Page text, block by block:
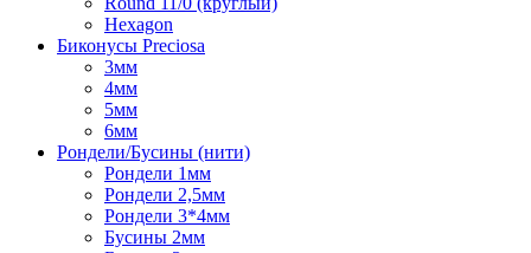
Hexagon
Биконусы Preciosa
3мм
4мм
5мм
6мм
Рондели/Бусины (нити)
Рондели 1мм
Рондели 2,5мм
Рондели 3*4мм
Бусины 2мм